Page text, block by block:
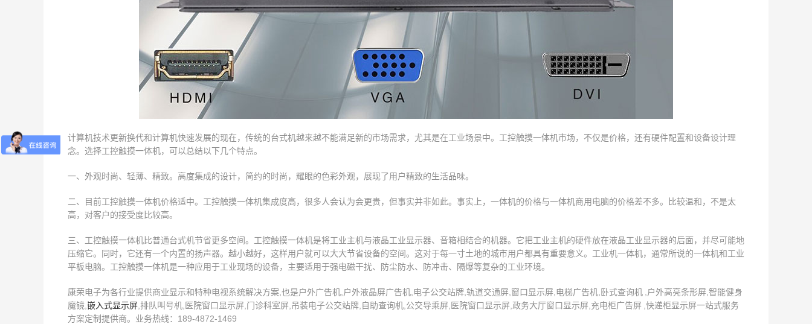
计算机技术更新换代和计算机快速发展的现在，传统的台式机越来越不能满足新的市场需求，尤其是在工业场景中。工控触摸一体机市场，不仅是价格，还有硬件配置和设备设计理
念。选择工控触摸一体机，可以总结以下几个特点。
一、外观时尚、轻薄、精致。高度集成的设计，简约的时尚，耀眼的色彩外观，展现了用户精致的生活品味。
二、目前工控触摸一体机价格适中。工控触摸一体机集成度高，很多人会认为会更贵，但事实并非如此。事实上，一体机的价格与一体机商用电脑的价格差不多。比较温和，不是太
高，对客户的接受度比较高。
三、工控触摸一体机比普通台式机节省更多空间。工控触摸一体机是将工业主机与液晶工业显示器、音箱相结合的机器。它把工业主机的硬件放在液晶工业显示器的后面，并尽可能地
压缩它。同时，它还有一个内置的扬声器。越小越好，这样用户就可以大大节省设备的空间。这对于每一寸土地的城市用户都具有重要意义。工业机一体机，通常所说的一体机和工业
平板电脑。工控触摸一体机是一种应用于工业现场的设备，主要适用于强电磁干扰、防尘防水、防冲击、隔爆等复杂的工业环境。
康荣电子为各行业提供商业显示和特种电视系统解决方案,也是户外广告机,户外液晶屏广告机,电子公交站牌,轨道交通屏,窗口显示屏,电梯广告机,卧式查询机 ,户外高亮条形屏,智能健身
魔镜, 嵌入式显示屏 ,排队叫号机,医院窗口显示屏,门诊科室屏,吊装电子公交站牌,自助查询机,公交导乘屏,医院窗口显示屏,政务大厅窗口显示屏,充电柜广告屏 ,快递柜显示屏一站式服务
方案定制提供商。业务热线：189-4872-1469